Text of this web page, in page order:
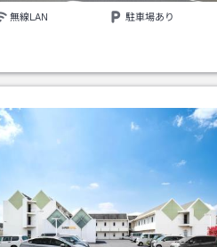
無線LAN 駐車場あり